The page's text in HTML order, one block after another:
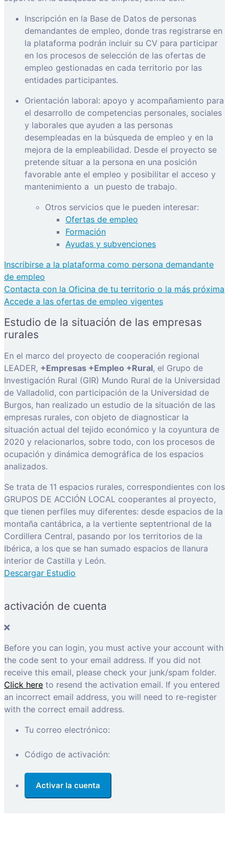
Inscripción en la Base de Datos de personas
demandantes de empleo, donde tras registrarse en
la plataforma podrán incluir su CV para participar
en los procesos de selección de las ofertas de
empleo gestionadas en cada territorio por las
entidades participantes.
Orientación laboral: apoyo y acompañamiento para
el desarrollo de competencias personales, sociales
y laborales que ayuden a las personas
desempleadas en la búsqueda de empleo y en la
mejora de la empleabilidad. Desde el proyecto se
pretende situar a la persona en una posición
favorable ante el empleo y posibilitar el acceso y
mantenimiento a un puesto de trabajo.
Otros servicios que le pueden interesar:
Ofertas de empleo
Formación
Ayudas y subvenciones
Inscribirse a la plataforma como persona demandante
de empleo
Contacta con la Oficina de tu territorio o la más próxima
Accede a las ofertas de empleo vigentes
Estudio de la situación de las empresas
rurales
En el marco del proyecto de cooperación regional
LEADER, +Empresas +Empleo +Rural, el Grupo de
Investigación Rural (GIR) Mundo Rural de la Universidad
de Valladolid, con participación de la Universidad de
Burgos, han realizado un estudio de la situación de las
empresas rurales, con objeto de diagnosticar la
situación actual del tejido económico y la coyuntura de
2020 y relacionarlos, sobre todo, con los procesos de
ocupación y dinámica demográfica de los espacios
analizados.
Se trata de 11 espacios rurales, correspondientes con los
GRUPOS DE ACCIÓN LOCAL cooperantes al proyecto,
que tienen perfiles muy diferentes: desde espacios de la
montaña cantábrica, a la vertiente septentrional de la
Cordillera Central, pasando por los territorios de la
Ibérica, a los que se han sumado espacios de llanura
interior de Castilla y León.
Descargar Estudio
activación de cuenta
Before you can login, you must active your account with
the code sent to your email address. If you did not
receive this email, please check your junk/spam folder.
Click here to resend the activation email. If you entered
an incorrect email address, you will need to re-register
with the correct email address.
Tu correo electrónico:
Código de activación: